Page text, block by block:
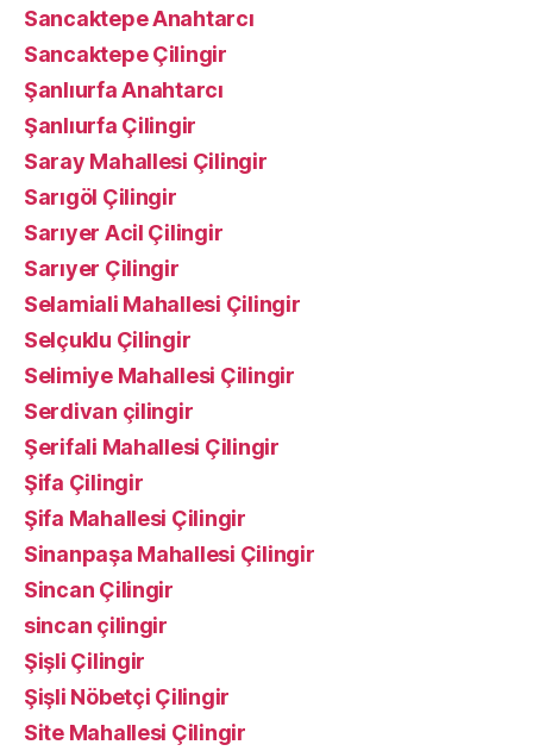
Sancaktepe Anahtarcı
Sancaktepe Çilingir
Şanlıurfa Anahtarcı
Şanlıurfa Çilingir
Saray Mahallesi Çilingir
Sarıgöl Çilingir
Sarıyer Acil Çilingir
Sarıyer Çilingir
Selamiali Mahallesi Çilingir
Selçuklu Çilingir
Selimiye Mahallesi Çilingir
Serdivan çilingir
Şerifali Mahallesi Çilingir
Şifa Çilingir
Şifa Mahallesi Çilingir
Sinanpaşa Mahallesi Çilingir
Sincan Çilingir
sincan çilingir
Şişli Çilingir
Şişli Nöbetçi Çilingir
Site Mahallesi Çilingir